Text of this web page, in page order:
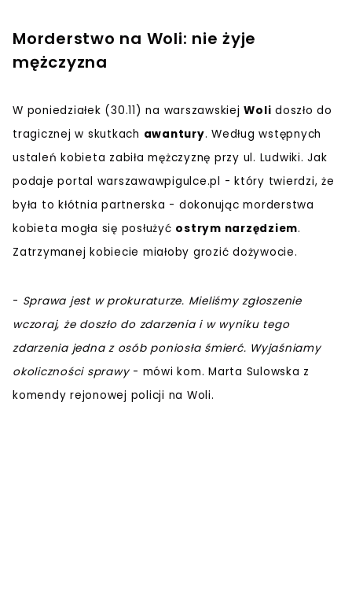
Morderstwo na Woli: nie żyje
mężczyzna
W poniedziałek (30.11) na warszawskiejWoli doszło do
tragicznej w skutkach awantury. Według wstępnych
ustaleń kobieta zabiła mężczyznę przy ul. Ludwiki. Jak
podaje portal warszawawpigulce.pl - który twierdzi, że
była to kłótnia partnerska - dokonując morderstwa
kobieta mogła się posłużyć ostrym narzędziem.
Zatrzymanej kobiecie miałoby grozić dożywocie.
- Sprawa jest w prokuraturze. Mieliśmy zgłoszenie
wczoraj, że doszło do zdarzenia i w wyniku tego
zdarzenia jedna z osób poniosła śmierć. Wyjaśniamy
okoliczności sprawy- mówi kom. Marta Sulowska z
komendy rejonowej policji na Woli.